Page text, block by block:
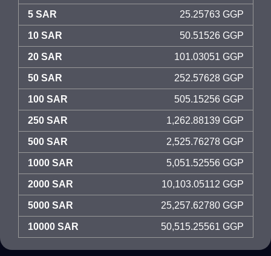
5 SAR 25.25763 GGP
10 SAR 50.51526 GGP
20 SAR 101.03051 GGP
50 SAR 252.57628 GGP
100 SAR 505.15256 GGP
250 SAR 1,262.88139 GGP
500 SAR 2,525.76278 GGP
1000 SAR 5,051.52556 GGP
2000 SAR 10,103.05112 GGP
5000 SAR 25,257.62780 GGP
10000 SAR 50,515.25561 GGP